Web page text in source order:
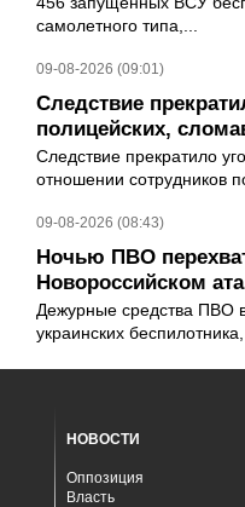
самолетного типа,...
09-08-2026 (09:01)
Следствие
полицейских,
Следствие прекратило
отношении сотрудников
09-08-2026 (08:43)
Ночью ПВО
Новороссийском
Дежурные средства ПВО
украинских
НОВОСТИ
Оппозиция
Власть